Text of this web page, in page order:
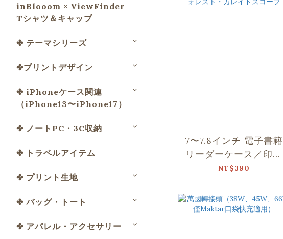
inBlooom × ViewFinder
Tシャツ＆キャップ
✤ テーマシリーズ
✤プリントデザイン
✤ iPhoneケース関連
（iPhone13〜iPhone17）
✤ ノートPC・3C収納
✤ トラベルアイテム
✤ プリント生地
✤ バッグ・トート
✤ アパレル・アクセサリー
7〜7.8インチ 電子書籍
リーダーケース／印花
楽 × Soupy Tang／フ
コープ
NT$390